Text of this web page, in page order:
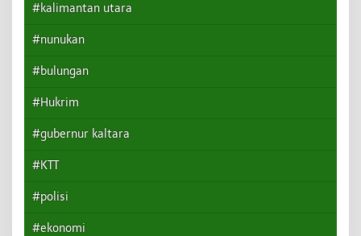
#kalimantan utara
#nunukan
#bulungan
#Hukrim
#gubernur kaltara
#KTT
#polisi
#ekonomi